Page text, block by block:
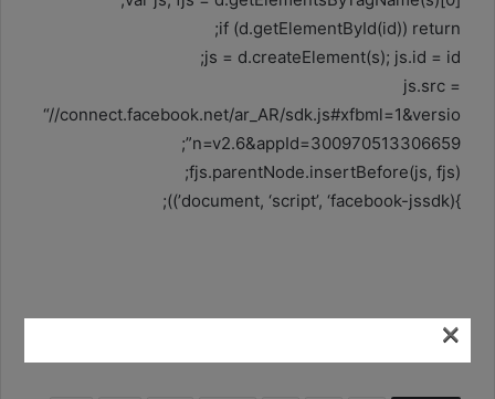
if (d.getElementById(id)) return;
js = d.createElement(s); js.id = id;
js.src =
“//connect.facebook.net/ar_AR/sdk.js#xfbml=1&versio
n=v2.6&appId=300970513306659”;
fjs.parentNode.insertBefore(js, fjs);
}(document, ‘script’, ‘facebook-jssdk’));
الخبر من المصدر
×